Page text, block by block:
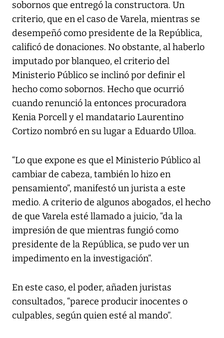
sobornos que entregó la constructora. Un
criterio, que en el caso de Varela, mientras se
desempeñó como presidente de la República,
calificó de donaciones. No obstante, al haberlo
imputado por blanqueo, el criterio del
Ministerio Público se inclinó por definir el
hecho como sobornos. Hecho que ocurrió
cuando renunció la entonces procuradora
Kenia Porcell y el mandatario Laurentino
Cortizo nombró en su lugar a Eduardo Ulloa.
“Lo que expone es que el Ministerio Público al
cambiar de cabeza, también lo hizo en
pensamiento”, manifestó un jurista a este
medio. A criterio de algunos abogados, el hecho
de que Varela esté llamado a juicio, “da la
impresión de que mientras fungió como
presidente de la República, se pudo ver un
impedimento en la investigación”.
En este caso, el poder, añaden juristas
consultados, “parece producir inocentes o
culpables, según quien esté al mando”.